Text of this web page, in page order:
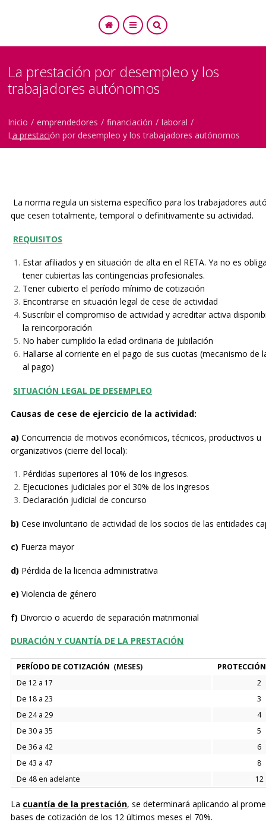
SEARCH
La prestación por desempleo y los
trabajadores autónomos
Inicio / emprendedores / financiación / laboral /
La prestación por desempleo y los trabajadores autónomos
La norma regula un sistema específico para los trabajadores
que cesen totalmente, temporal o definitivamente su actividad.
REQUISITOS
Estar afiliados y en situación de alta en el RETA. Ya no es
tener cubiertas las contingencias profesionales.
Tener cubierto el período mínimo de cotización
Encontrarse en situación legal de cese de actividad
Suscribir el compromiso de actividad y acreditar activa
la reincorporación
No haber cumplido la edad ordinaria de jubilación
Hallarse al corriente en el pago de sus cuotas (mecanismo de
al pago)
SITUACIÓN LEGAL DE DESEMPLEO
Causas de cese de ejercicio de la actividad:
a) Concurrencia de motivos económicos, técnicos, productivos u
organizativos (cierre del local):
Pérdidas superiores al 10% de los ingresos.
Ejecuciones judiciales por el 30% de los ingresos
Declaración judicial de concurso
b) Cese involuntario de actividad de los socios de las entidades
c) Fuerza mayor
d) Pérdida de la licencia administrativa
e) Violencia de género
f) Divorcio o acuerdo de separación matrimonial
DURACIÓN Y CUANTÍA DE LA PRESTACIÓN
PERÍODO DE COTIZACIÓN (MESES)
De 12 a 17
2
De 18 a 23
3
De 24 a 29
4
De 30 a 35
5
De 36 a 42
6
De 43 a 47
8
De 48 en adelante
12
La cuantía de la prestación, se determinará aplicando al
bases de cotización de los 12 últimos meses el 70%.